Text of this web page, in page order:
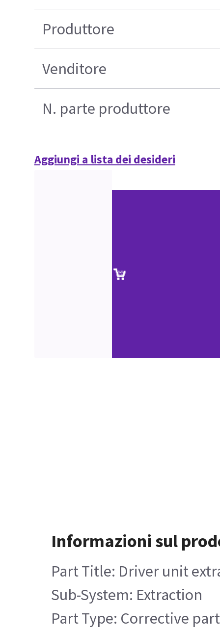
Produttore
Venditore
N. parte produttore
Aggiungi a lista dei desideri
Informazioni sul
Part Title: Driver unit
Sub-System: Extraction
Part Type: Corrective part